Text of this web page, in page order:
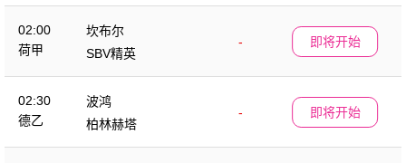
02:00
荷甲
坎布尔
-
SBV精英
即将开始
02:30
德乙
波鸿
-
柏林赫塔
即将开始